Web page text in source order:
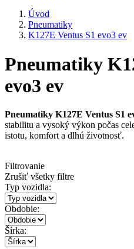
Úvod
Pneumatiky
K127E Ventus S1 evo3 ev
Pneumatiky
evo3 ev
Pneumatiky K127E Ventus S1
stabilitu a vysoký výkon počas
istotu, komfort a dlhú životnosť.
Filtrovanie
Zrušiť všetky filtre
Typ vozidla:
Obdobie:
Šírka: